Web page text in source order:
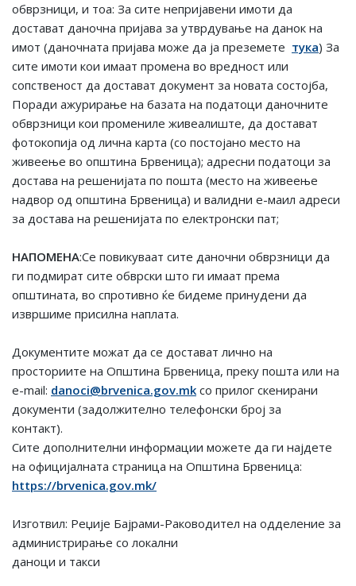
обврзници, и тоа: За сите непријавени имоти да
достават даночна пријава за утврдување на данок на
имот (даночната пријава може да ја преземете тука) За
сите имоти кои имаат промена во вредност или
сопственост да достават документ за новата состојба,
Поради ажурирање на базата на податоци даночните
обврзници кои промениле живеалиште, да достават
фотокопија од лична карта (со постојано место на
живеење во општина Брвеница); адресни податоци за
достава на решенијата по пошта (место на живеење
надвор од општина Брвеница) и валидни е-маил адреси
за достава на решенијата по електронски пат;
НАПОМЕНА:Се повикуваат сите даночни обврзници да
ги подмират сите обврски што ги имаат према
општината, во спротивно ќе бидеме принудени да
извршиме присилна наплата.
Документите можат да се достават лично на
просториите на Општина Брвеница, преку пошта или на
e-mail: danoci@brvenica.gov.mk со прилог скенирани
документи (задолжително телефонски број за
контакт).
Сите дополнителни информации можете да ги најдете
на официјалната страница на Општина Брвеница:
https://brvenica.gov.mk/
Изготвил: Реџије Бајрами-Раководител на одделение за
администрирање со локални
даноци и такси